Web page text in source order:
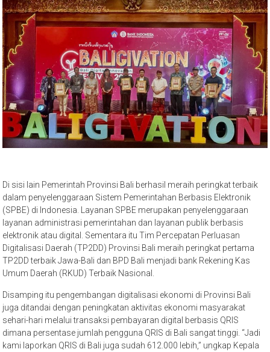
Di sisi lain Pemerintah Provinsi Bali berhasil meraih peringkat terbaik
dalam penyelenggaraan Sistem Pemerintahan Berbasis Elektronik
(SPBE) di Indonesia. Layanan SPBE merupakan penyelenggaraan
layanan administrasi pemerintahan dan layanan publik berbasis
elektronik atau digital. Sementara itu Tim Percepatan Perluasan
Digitalisasi Daerah (TP2DD) Provinsi Bali meraih peringkat pertama
TP2DD terbaik Jawa-Bali dan BPD Bali menjadi bank Rekening Kas
Umum Daerah (RKUD) Terbaik Nasional.
Disamping itu pengembangan digitalisasi ekonomi di Provinsi Bali
juga ditandai dengan peningkatan aktivitas ekonomi masyarakat
sehari-hari melalui transaksi pembayaran digital berbasis QRIS
dimana persentase jumlah pengguna QRIS di Bali sangat tinggi. “Jadi
kami laporkan QRIS di Bali juga sudah 612.000 lebih,” ungkap Kepala